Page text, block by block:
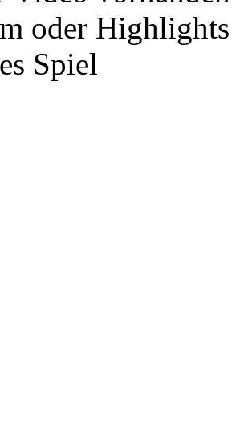
oder
Spiel